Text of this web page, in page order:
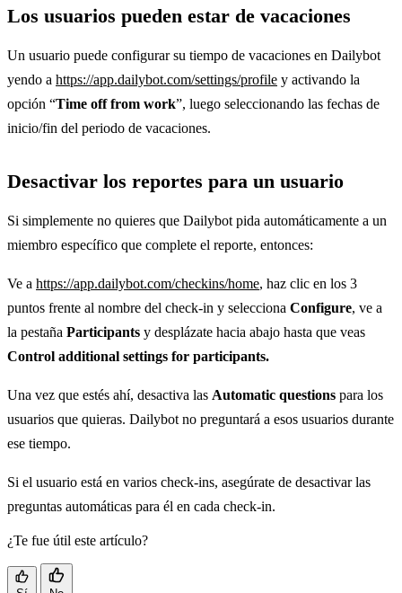
Los usuarios pueden estar de vacaciones
Un usuario puede configurar su tiempo de vacaciones en Dailybot
yendo a https://app.dailybot.com/settings/profile y activando la
opción “Time off from work”, luego seleccionando las fechas de
inicio/fin del periodo de vacaciones.
Desactivar los reportes para un usuario
Si simplemente no quieres que Dailybot pida automáticamente a un
miembro específico que complete el reporte, entonces:
Ve a https://app.dailybot.com/checkins/home, haz clic en los 3
puntos frente al nombre del check-in y selecciona Configure, ve a
la pestaña Participants y desplázate hacia abajo hasta que veas
Control additional settings for participants.
Una vez que estés ahí, desactiva las Automatic questions para los
usuarios que quieras. Dailybot no preguntará a esos usuarios durante
ese tiempo.
Si el usuario está en varios check-ins, asegúrate de desactivar las
preguntas automáticas para él en cada check-in.
¿Te fue útil este artículo?